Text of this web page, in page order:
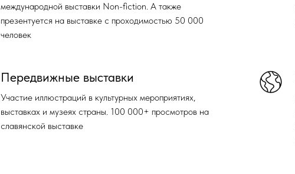
международной выставки Non-fiction. А также
презентуется на выставке с проходимостью 50 000
человек
Передвижные выставки
Участие иллюстраций в культурных мероприятиях,
выставках и музеях страны. 100 000+ просмотров на
славянской выставке